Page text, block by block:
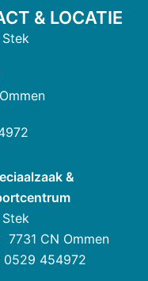
& LOCATIE
&
CN Ommen
0529 454972